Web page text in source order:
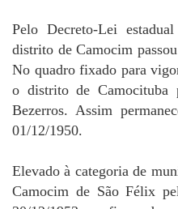
Pelo Decreto-Lei
distrito de Camocim
No quadro fixado para
o distrito de Camocituba
Bezerros. Assim
01/12/1950.
Elevado à categoria de
Camocim de São Félix